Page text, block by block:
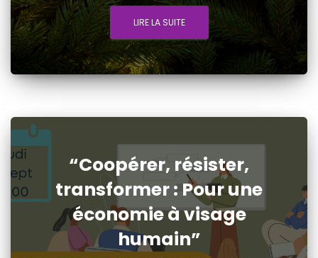
LIRE LA SUITE
“Coopérer, résister,
transformer : Pour une
économie à visage
humain”